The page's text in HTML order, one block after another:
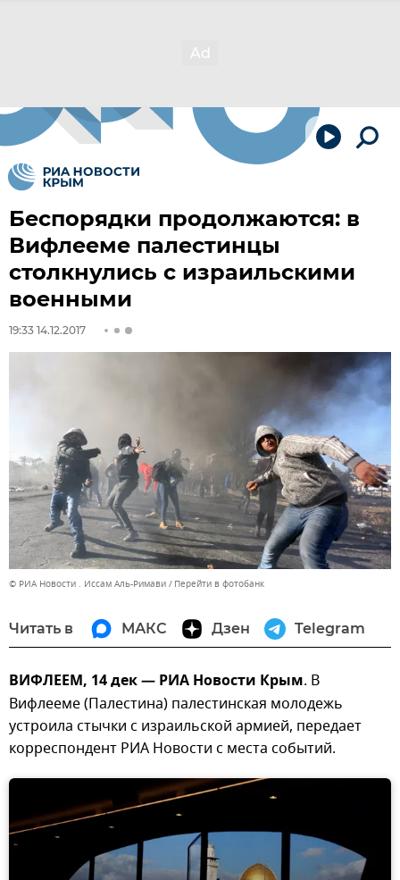
Беспорядки продолжаются: в
Вифлееме палестинцы
столкнулись с израильскими
военными
19:33 14.12.2017
© РИА Новости . Иссам Аль-Римави Перейти в фотобанк
Читать в МАКС Дзен Telegram
ВИФЛЕЕМ, 14 дек — РИА Новости Крым. В
Вифлееме (Палестина) палестинская молодежь
устроила стычки с израильской армией, передает
корреспондент РИА Новости с места событий.